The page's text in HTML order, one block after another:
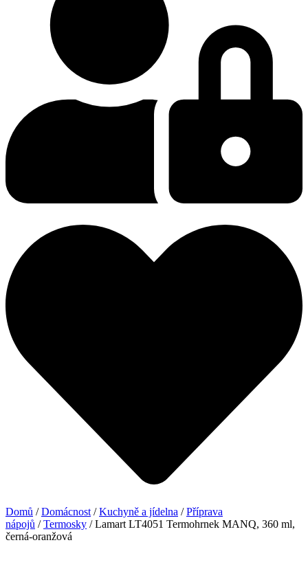
Domů /Domácnost /Kuchyně a jídelna /Příprava
nápojů /Termosky / Lamart LT4051 Termohrnek MANQ, 360 ml,
černá-oranžová